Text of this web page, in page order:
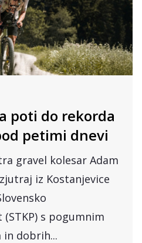
poti do rekorda
petimi dnevi
gravel kolesar Adam
iz Kostanjevice
s pogumnim
in dobrih...